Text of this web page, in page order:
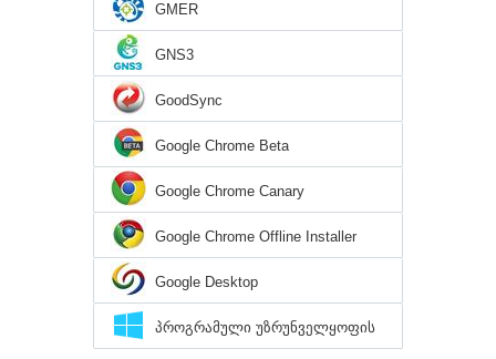
GMER
GNS3
GoodSync
Google Chrome Beta
Google Chrome Canary
Google Chrome Offline Installer
Google Desktop
პროგრამული უზრუნველყოფის
დირექტორია Windows 10